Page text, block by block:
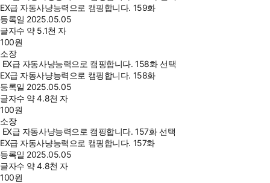
EX급 자동사냥능력으로 캠핑합니다. 159화
등록일 2025.05.05
글자수 약 5.1천 자
100원
소장
EX급 자동사냥능력으로 캠핑합니다. 158화 선택
EX급 자동사냥능력으로 캠핑합니다. 158화
등록일 2025.05.05
글자수 약 4.8천 자
100원
소장
EX급 자동사냥능력으로 캠핑합니다. 157화 선택
EX급 자동사냥능력으로 캠핑합니다. 157화
등록일 2025.05.05
글자수 약 4.8천 자
100원